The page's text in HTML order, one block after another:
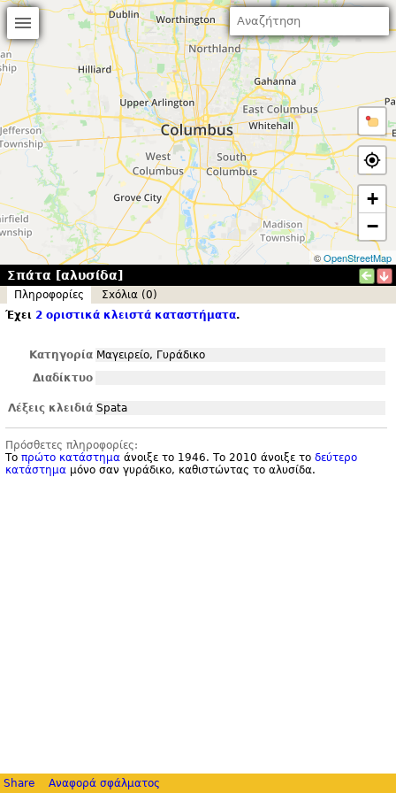
+
−
©OpenStreetMap
Σπάτα [αλυσίδα]
Πληροφορίες
Σxόλια (0)
Έχει 2 οριστικά κλειστά καταστήματα.
Κατηγορία Μαγειρείο, Γυράδικο
Διαδίκτυο
Λέξεις κλειδιά Spata
Πρόσθετες πληροφορίες:
Το πρώτο κατάστημα άνοιξε το 1946. Το 2010 άνοιξε το δεύτερο
κατάστημα μόνο σαν γυράδικο, καθιστώντας το αλυσίδα.
Share Αναφορά σφάλματος